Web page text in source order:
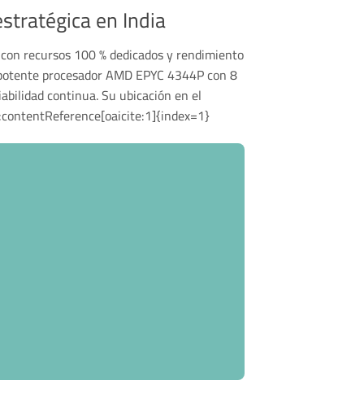
en India
recursos 100 % dedicados y rendimiento
procesador AMD EPYC 4344P con 8
continua. Su ubicación en el